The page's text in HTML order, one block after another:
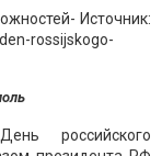
российского